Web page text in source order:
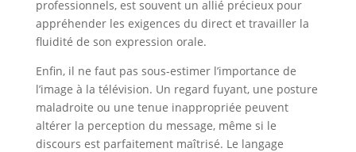
professionnels, est souvent un allié précieux pour
appréhender les exigences du direct et travailler la
fluidité de son expression orale.
Enfin, il ne faut pas sous-estimer l’importance de
l’image à la télévision. Un regard fuyant, une posture
maladroite ou une tenue inappropriée peuvent
altérer la perception du message, même si le
discours est parfaitement maîtrisé. Le langage